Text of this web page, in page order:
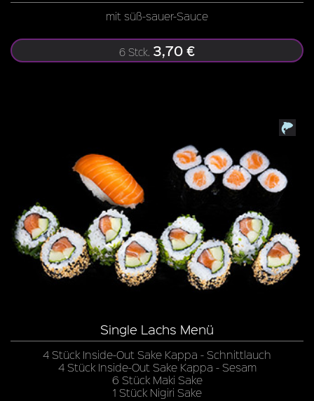
mit süß-sauer-Sauce
6 Stck. 3,70 €
Single Lachs Menü
4 Stück Inside-Out Sake Kappa - Schnittlauch
4 Stück Inside-Out Sake Kappa - Sesam
6 Stück Maki Sake
1 Stück Nigiri Sake